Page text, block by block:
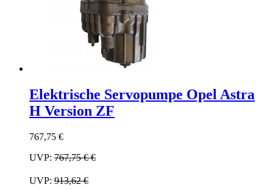
Elektrische Servopumpe Opel Astra
H Version ZF
767,75 €
UVP: 767,75 €€
UVP: 913,62 €